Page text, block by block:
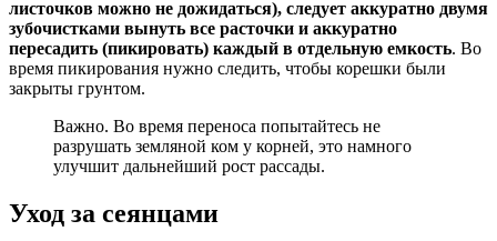
листочков можно не дожидаться), следует аккуратно двумя
зубочистками вынуть все расточки и аккуратно
пересадить (пикировать) каждый в отдельную емкость. Во
время пикирования нужно следить, чтобы корешки были
закрыты грунтом.
Важно. Во время переноса попытайтесь не
разрушать земляной ком у корней, это намного
улучшит дальнейший рост рассады.
Уход за сеянцами